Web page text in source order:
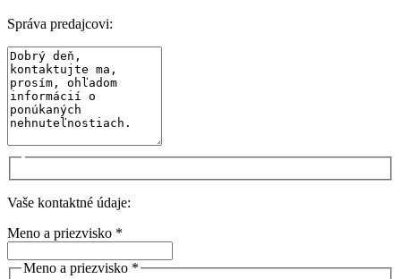
Správa predajcovi:
Vaše kontaktné údaje:
Meno a priezvisko *
Meno a priezvisko *